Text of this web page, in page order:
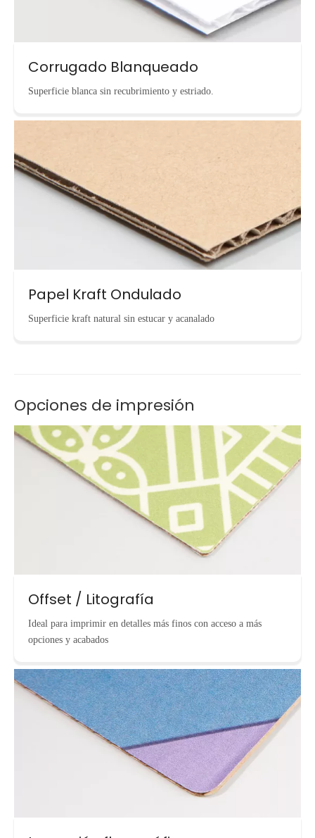
Corrugado Blanqueado
Superficie blanca sin recubrimiento y estriado.
Papel Kraft Ondulado
Superficie kraft natural sin estucar y acanalado
Opciones de impresión
Offset / Litografía
Ideal para imprimir en detalles más finos con acceso a más
opciones y acabados